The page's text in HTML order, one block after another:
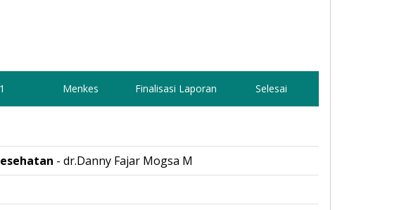
Menkes Finalisasi Laporan Selesai
- dr.Danny Fajar Mogsa M